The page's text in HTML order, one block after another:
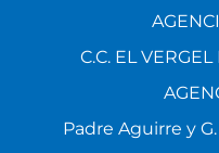
C.C. EL
Padre Aguirre y